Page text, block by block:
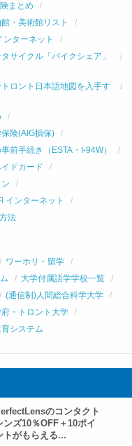
まとめ
・美術館リスト
ターネット
サイクル「バイクシェア」
ロント日本語地図を入手す
険(AIG損保)
前手続き（ESTA・I-94W）
ドカード
インターネット
法
ワーホリ・留学
大学付属語学学校一覧
(通信制)人間総合科学大学
・トロント大学
システム
のコンタクト
ンズ10％OFF＋10ポイ
トがもらえる...